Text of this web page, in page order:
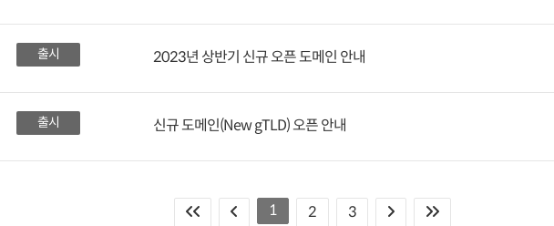
출시 2023년 상반기 신규 오픈 도메인 안내
출시 신규 도메인(New gTLD) 오픈 안내
1 2 3